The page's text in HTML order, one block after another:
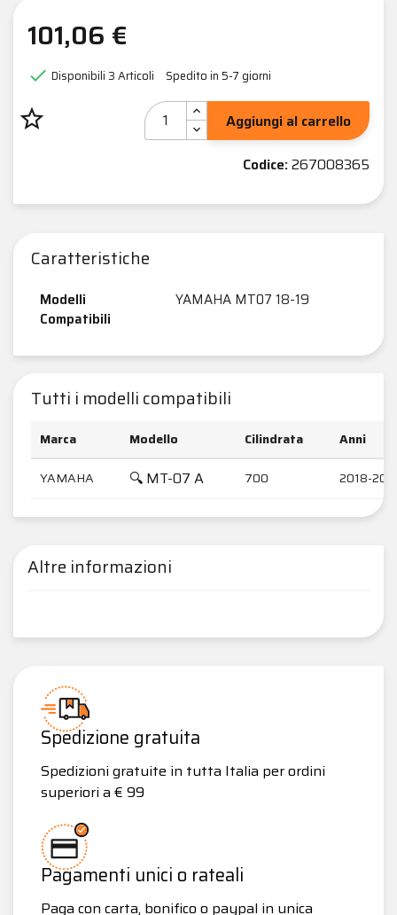
101,06 €
 Disponibili3 Articoli Spedito in 5-7 giorni
star_border
Aggiungi al carrello
Codice:267008365
Caratteristiche
Modelli
Compatibili
YAMAHA MT07 18-19
Tutti i modelli compatibili
Marca Modello Cilindrata
Anni
YAMAHA
🔍 MT-07 A 700 2018-
Altre informazioni
Spedizione gratuita
Spedizioni gratuite in tutta Italia per ordini
superiori a € 99
Pagamenti unici o rateali
Paga con carta, bonifico o paypal in unica